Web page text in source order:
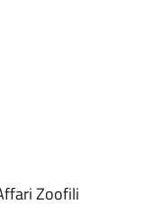
Zoofili